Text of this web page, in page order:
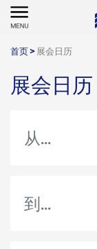
首页> 展会日历
展会日历